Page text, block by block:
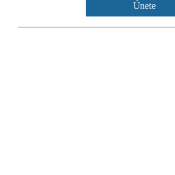
Únete